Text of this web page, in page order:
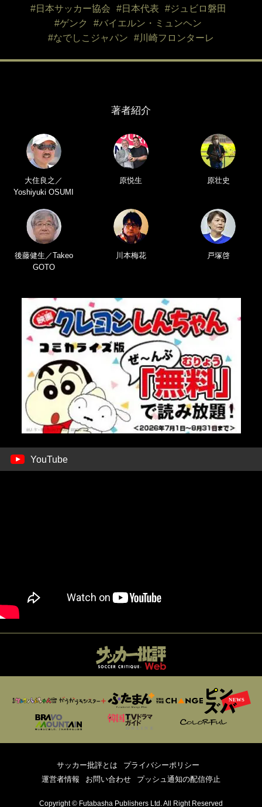
#日本サッカー協会
#日本代表
#ジュビロ磐田
#ゲンク
#バイエルン・ミュンヘン
#なでしこジャパン
#川崎フロンターレ
著者紹介
大住良之／
Yoshiyuki OSUMI
原悦生 原壮史
後藤健生／Takeo
GOTO
川本梅花 戸塚啓
YouTube
サッカー批評とは
プライバシーポリシー
運営者情報
お問い合わせ プッシュ通知の配信停止
Copyright © Futabasha Publishers Ltd. All Right Reserved